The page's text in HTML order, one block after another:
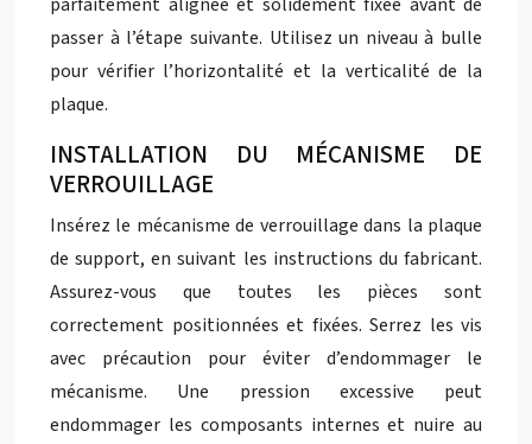
passer à l’étape suivante. Utilisez un niveau à bulle
pour vérifier l’horizontalité et la verticalité de la
plaque.
INSTALLATION DU MÉCANISME DE
VERROUILLAGE
Insérez le mécanisme de verrouillage dans la plaque
de support, en suivant les instructions du fabricant.
Assurez-vous que toutes les pièces sont
correctement positionnées et fixées. Serrez les vis
avec précaution pour éviter d’endommager le
mécanisme. Une pression excessive peut
endommager les composants internes et nuire au